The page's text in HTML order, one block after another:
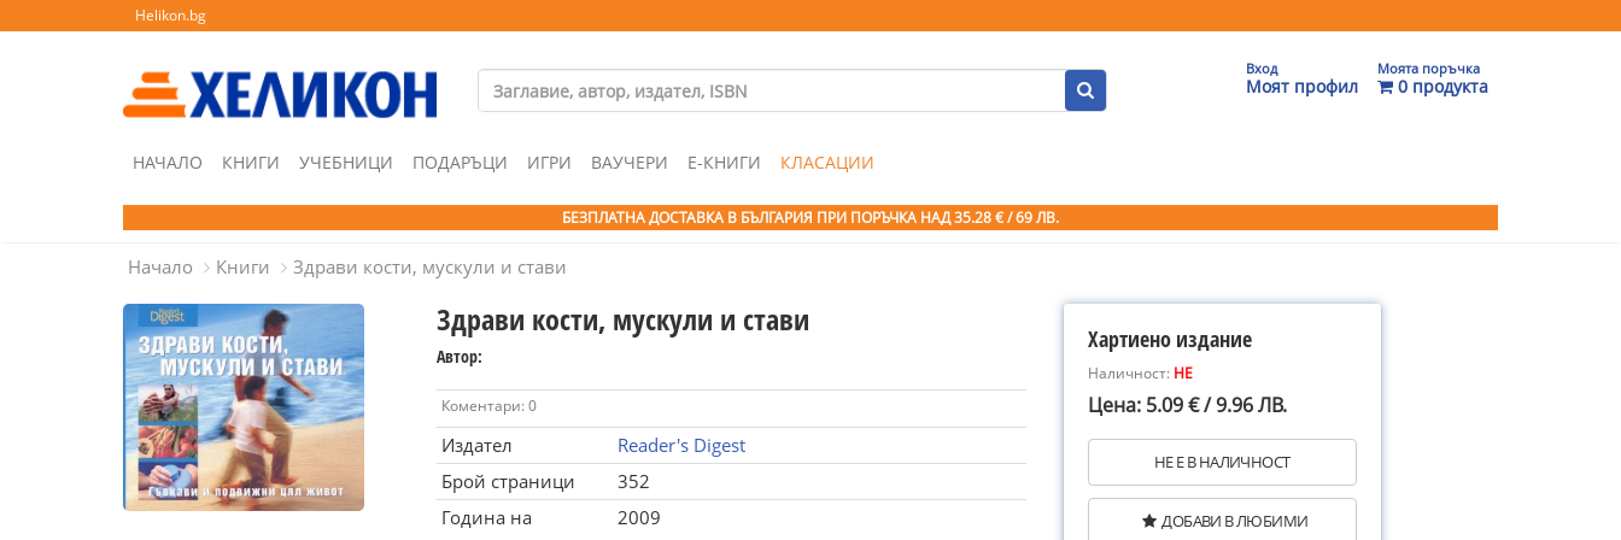
Helikon.bg
Вход
Моят профил
Моята поръчка
0 продукта
НАЧАЛО КНИГИ УЧЕБНИЦИ ПОДАРЪЦИ ИГРИ ВАУЧЕРИ Е-КНИГИ КЛАСАЦИИ
БЕЗПЛАТНА ДОСТАВКА В БЪЛГАРИЯ ПРИ ПОРЪЧКА НАД 35.28 € / 69 ЛВ.
Начало Книги Здрави кости, мускули и стави
Здрави кости, мускули и стави
Автор:
Коментари: 0
Издател
Reader's Digest
Брой страници
352
Година на
2009
Хартиено издание
Наличност: НЕ
Цена: 5.09 € / 9.96 ЛВ.
НЕ Е В НАЛИЧНОСТ
ДОБАВИ В ЛЮБИМИ